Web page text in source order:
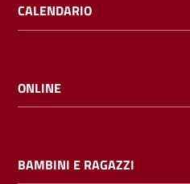
i
CALENDARIO
ONLINE
BAMBINI E RAGAZZI